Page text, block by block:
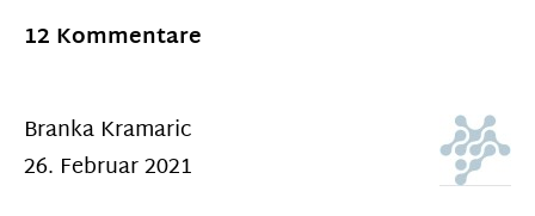
12 Kommentare
Branka Kramaric
26. Februar 2021